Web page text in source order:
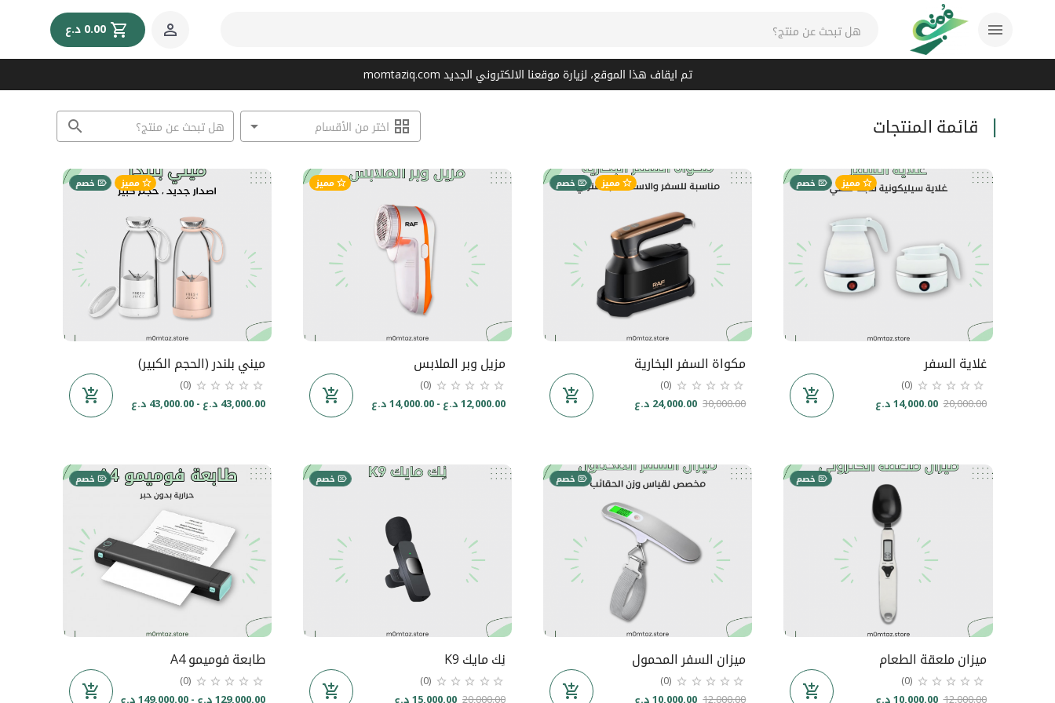
تم ايقاف هذا الموقع، لزيارة موقعنا الالكتروني الجديد momtaziq.com
0.00 د.ع
قائمة المنتجات
مميز خصم
غلاية السفر
(0)
20,000.00 14,000.00 د.ع
مميز خصم
مكواة السفر البخارية
(0)
30,000.00
مميز
مزيل وبر الملابس
(0)
12,000.00 د.ع - 14,000.00 د.ع
مميز خصم
ميني بلندر (الحجم الكبير)
(0)
43,000.00 د.ع - 43,000.00 د.ع
خصم
ميزان ملعقة الطعام
(0)
12,000.00 10,000.00 د.ع
خصم
ميزان السفر المحمول
(0)
12,000.00
خصم
نِك مايك K9
(0)
20,000.00
خصم
طابعة فوميمو A4
(0)
129,000.00 د.ع - 149,000.00 د.ع